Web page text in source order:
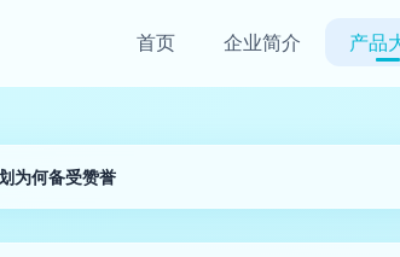
首页 企业简介 产品
为何备受赞誉